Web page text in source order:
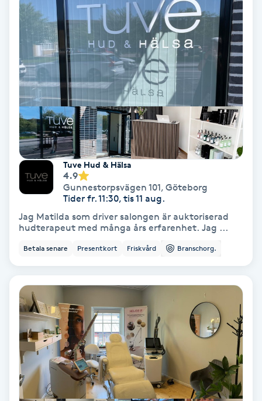
Brynfärgning
Brynplockning
Bröllopsuppsättning
Celluliter
Coachning
Color correction
Cryoterapi
Dermapen
Diamantslipning
Enzympeeling
Tuve Hud & Hälsa
4.9
Gunnestorpsvägen 101, Göteborg
Tider fr. 11:30, tis 11 aug.
Jag Matilda som driver salongen är auktoriserad
hudterapeut med många års erfarenhet. Jag ...
Betala senare Presentkort Friskvård Branschorg.